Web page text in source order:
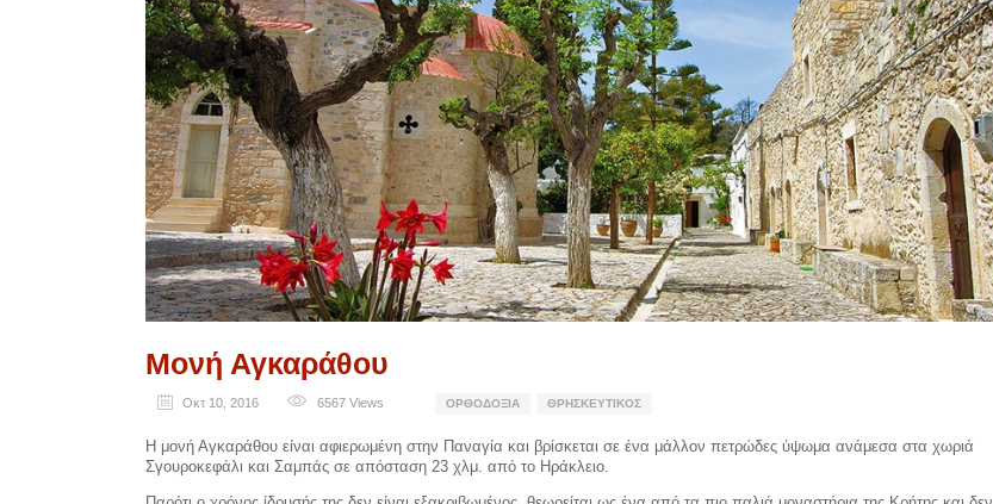
Μονή Αγκαράθου
Οκτ 10, 2016 6567 Views ΟΡΘΟΔΟΞΊΑ ΘΡΗΣΚΕΥΤΙΚΌΣ
Η μονή Αγκαράθου είναι αφιερωμένη στην Παναγία και βρίσκεται σε ένα μάλλον πετρώδες ύψωμα ανάμεσα στα χωριά
Σγουροκεφάλι και Σαμπάς σε απόσταση 23 χλμ. από το Ηράκλειο.